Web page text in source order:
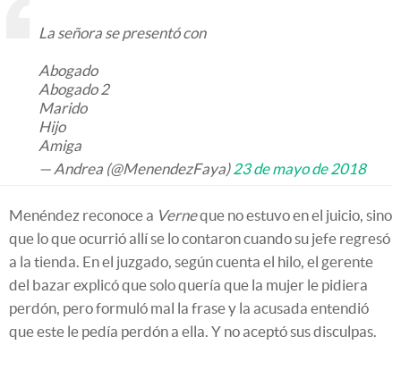
La señora se presentó con
Abogado
Abogado 2
Marido
Hijo
Amiga
— Andrea (@MenendezFaya)23 de mayo de 2018
Menéndez reconoce a Verneque no estuvo en el juicio, sino
que lo que ocurrió allí se lo contaron cuando su jefe regresó
a la tienda. En el juzgado, según cuenta el hilo, el gerente
del bazar explicó que solo quería que la mujer le pidiera
perdón, pero formuló mal la frase y la acusada entendió
que este le pedía perdón a ella. Y no aceptó sus disculpas.